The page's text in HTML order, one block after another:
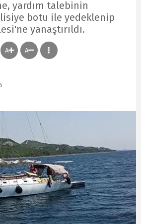
yardım talebinin
botu ile yedeklenip
yanaştırıldı.
A A